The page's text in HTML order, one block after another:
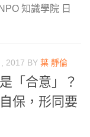
知識學院 日
2017 BY 葉 靜倫
「合意」？
保，形同要